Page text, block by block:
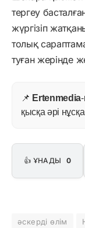
тергеу
жүргізіп
толық
туған жерінде
📌 Ertenmedia
қысқа әрі
👍 ҰНАДЫ 0
әскерді өлім